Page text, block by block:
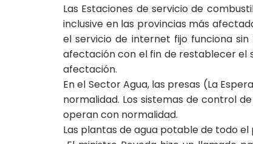
Las Estaciones de servicio de
inclusive en las provincias más
el servicio de internet fijo funciona
afectación con el fin de restablecer el
afectación.
En el Sector Agua, las presas (La
normalidad. Los sistemas de control
operan con normalidad.
Las plantas de agua potable de todo